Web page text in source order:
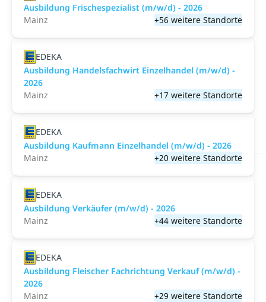
Ausbildung Frischespezialist (m/w/d) - 2026
Mainz
+56 weitere Standorte
EDEKA
Ausbildung Handelsfachwirt Einzelhandel (m/w/d) -
2026
Mainz
+17 weitere Standorte
EDEKA
Ausbildung Kaufmann Einzelhandel (m/w/d) - 2026
Mainz
+20 weitere Standorte
EDEKA
Ausbildung Verkäufer (m/w/d) - 2026
Mainz
+44 weitere Standorte
EDEKA
Ausbildung Fleischer Fachrichtung Verkauf (m/w/d) -
2026
Mainz
+29 weitere Standorte